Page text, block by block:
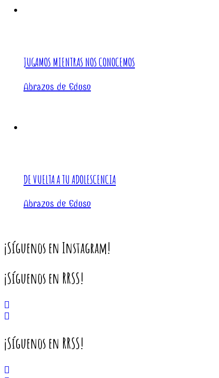
JUGAMOS MIENTRAS NOS CONOCEMOS
Abrazos de Eduso
DE VUELTA A TU ADOLESCENCIA
Abrazos de Eduso
¡Síguenos en Instagram!
¡Síguenos en RRSS!
¡Síguenos en RRSS!